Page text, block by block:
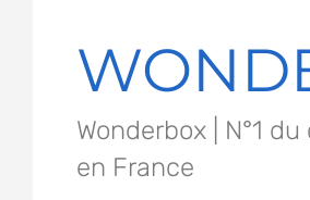
Wonderbox | N°1
en France